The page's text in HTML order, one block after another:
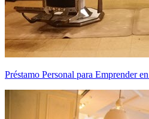
Préstamo Personal para Emprender